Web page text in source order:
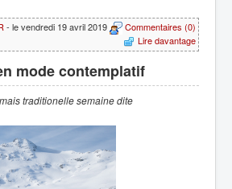
- le vendredi 19 avril 2019
Commentaires (0)
Lire davantage
mode contemplatif
ais traditionelle semaine dite